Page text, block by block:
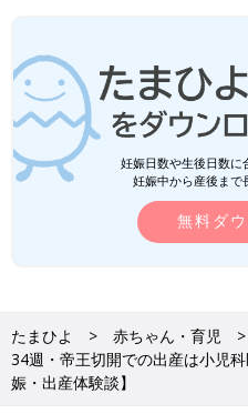
きいので、背中を丸められず、
んです。最終的には男性スタッ
い、無事に打つことができまし
――それは苦労しましたね。ち
ichi いえ、出産時はコロナ禍
心配したようです。気持ちが落
廊下を往復したと話していまし
妊娠日数や生後日数に
妊娠中から産後まで
無料ダ
たまひよ 赤ちゃん・育児
34週・帝王切開での出産は小児
娠・出産体験談】